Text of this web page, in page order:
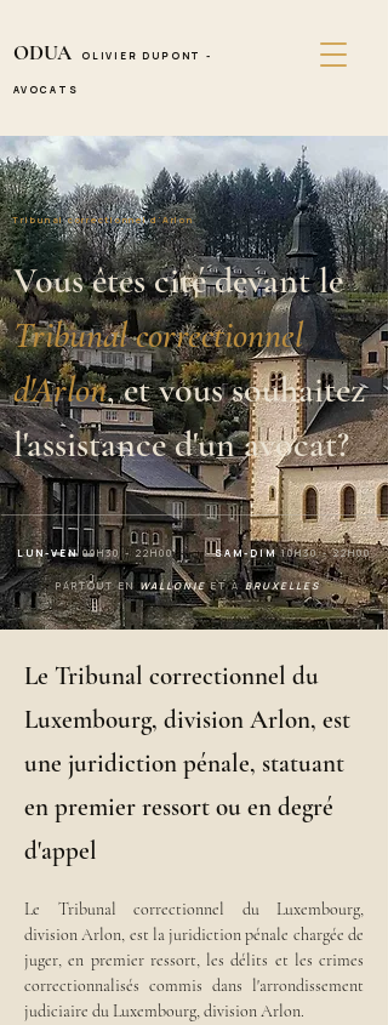
ODUA OLIVIER DUPONT -
AVOCATS
Tribunal correctionnel d'Arlon
Vous êtes cité devant le
Tribunal correctionnel
d'Arlon, et vous souhaitez
l'assistance d'un avocat?
LUN-VEN09H30 - 22H00 SAM-DIM10H30 - 22H00
PARTOUT ENWALLONIEET A BRUXELLES
Le Tribunal correctionnel du
Luxembourg, division Arlon, est
une juridiction pénale, statuant
en premier ressort ou en degré
d'appel
Le Tribunal correctionnel du Luxembourg,
division Arlon, est la juridiction pénale chargée de
juger, en premier ressort, les délits et les crimes
correctionnalisés commis dans l'arrondissement
judiciaire du Luxembourg, division Arlon.